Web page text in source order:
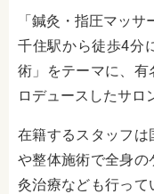
「鍼灸・指圧マッサ
千住駅から徒歩4分
術」をテーマに、
ロデュースしたサロ
在籍するスタッフは
や整体施術で全身
灸治療なども行って